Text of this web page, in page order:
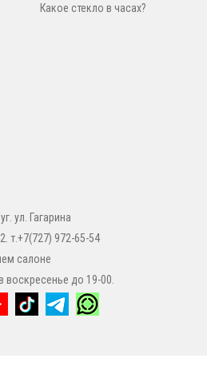
Какое стекло в часах?
ул. Гагарина
т.+7(727) 972-65-54
салоне
воскресенье до 19-00.